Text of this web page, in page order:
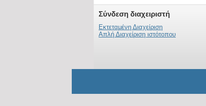
Σύνδεση διαχειριστή
Εκτεταμένη Διαχείριση
Απλή Διαχείριση ιστότοπου